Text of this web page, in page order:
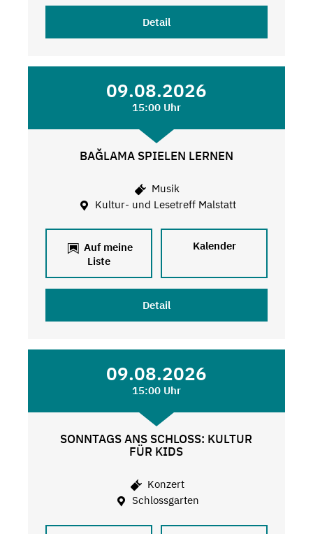
Detail
09.08.2026
15:00 Uhr
BAĞLAMA SPIELEN LERNEN
Musik
Kultur- und Lesetreff Malstatt
Auf meine
Liste
Kalender
Detail
09.08.2026
15:00 Uhr
SONNTAGS ANS SCHLOSS: KULTUR
FÜR KIDS
Konzert
Schlossgarten